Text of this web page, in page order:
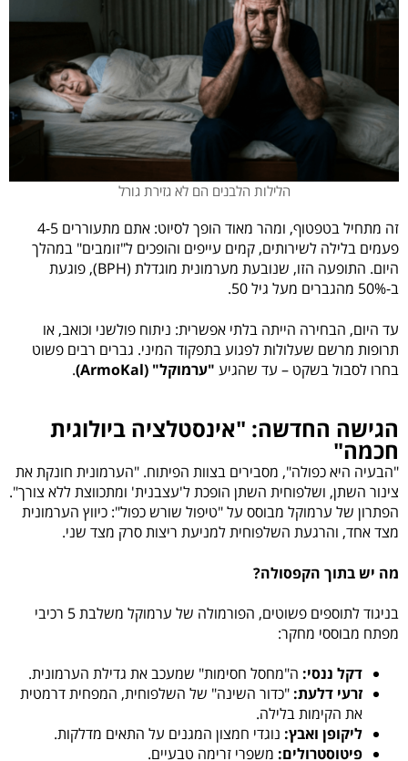
הלילות הלבנים הם לא גזירת גורל
זה מתחיל בטפטוף, ומהר מאוד הופך לסיוט: אתם מתעוררים 4-5
פעמים בלילה לשירותים, קמים עייפים והופכים ל"זומבים" במהלך
היום. התופעה הזו, שנובעת מערמונית מוגדלת (BPH), פוגעת
ב-50% מהגברים מעל גיל 50.
עד היום, הבחירה הייתה בלתי אפשרית: ניתוח פולשני וכואב, או
תרופות מרשם שעלולות לפגוע בתפקוד המיני. גברים רבים פשוט
בחרו לסבול בשקט – עד שהגיע "ערמוקל" (ArmoKal) .
הגישה החדשה: "אינסטלציה ביולוגית
חכמה"
"הבעיה היא כפולה", מסבירים בצוות הפיתוח. "הערמונית חונקת את
צינור השתן, ושלפוחית השתן הופכת ל'עצבנית' ומתכווצת ללא צורך".
הפתרון של ערמוקל מבוסס על "טיפול שורש כפול": כיווץ הערמונית
מצד אחד, והרגעת השלפוחית למניעת ריצות סרק מצד שני.
מה יש בתוך הקפסולה?
בניגוד לתוספים פשוטים, הפורמולה של ערמוקל משלבת 5 רכיבי
מפתח מבוססי מחקר:
דקל ננסי: ה"מחסל חסימות" שמעכב את גדילת הערמונית.
זרעי דלעת: "כדור השינה" של השלפוחית, המפחית דרמטית
את הקימות בלילה.
ליקופן ואבץ: נוגדי חמצון המגנים על התאים מדלקות.
פיטוסטרולים: משפרי זרימה טבעיים.